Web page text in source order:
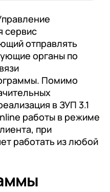
сервис
отправлять
органы по
Помимо
в ЗУП 3.1
работы в режиме
при
работать из любой